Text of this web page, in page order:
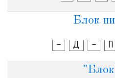
Блок
- Д - П